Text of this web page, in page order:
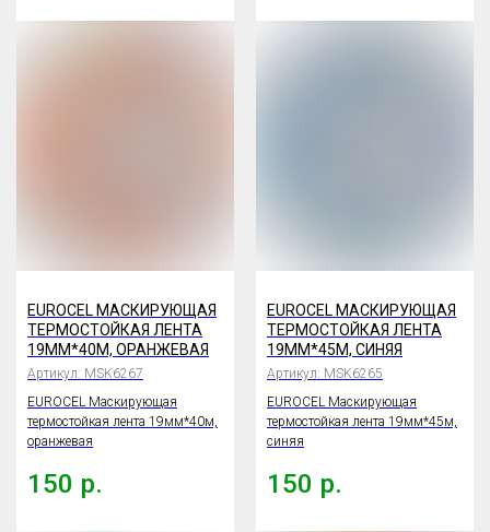
EUROCEL МАСКИРУЮЩАЯ
ТЕРМОСТОЙКАЯ ЛЕНТА
19ММ*40М, ОРАНЖЕВАЯ
Артикул: MSK6267
EUROCEL Маскирующая
термостойкая лента 19мм*40м,
оранжевая
150 р.
EUROCEL МАСКИРУЮЩАЯ
ТЕРМОСТОЙКАЯ ЛЕНТА
19ММ*45М, СИНЯЯ
Артикул: MSK6265
EUROCEL Маскирующая
термостойкая лента 19мм*45м,
синяя
150 р.